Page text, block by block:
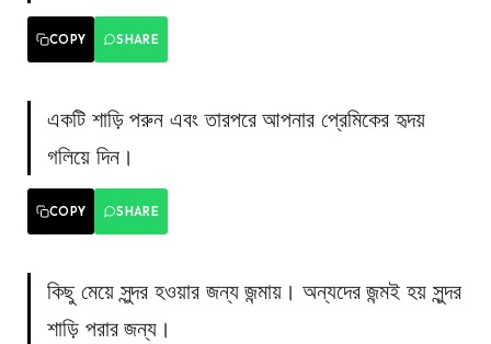
COPY SHARE
একটি শাড়ি পরুন এবং তারপরে আপনার প্রেমিকের হৃদয়
গলিয়ে দিন।
COPY SHARE
কিছু মেয়ে সুন্দর হওয়ার জন্য জন্মায়। অন্যদের জন্মই হয় সুন্দর
শাড়ি পরার জন্য।